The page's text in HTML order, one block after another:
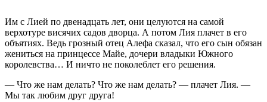
Им с Лией по двенадцать лет, они целуются на самой
верхотуре висячих садов дворца. А потом Лия плачет в его
объятиях. Ведь грозный отец Алефа сказал, что его сын обязан
жениться на принцессе Майе, дочери владыки Южного
королевства… И ничто не поколеблет его решения.
— Что же нам делать? Что же нам делать? — плачет Лия. —
Мы так любим друг друга!